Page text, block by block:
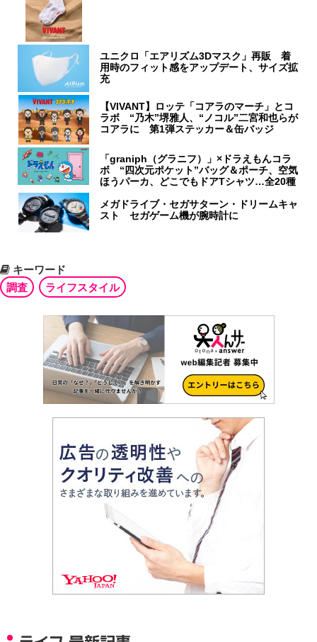
ユニクロ「エアリズム3Dマスク」再販 着
用時のフィット感をアップデート、サイズ拡
充
【VIVANT】ロッテ「コアラのマーチ」とコ
ラボ “乃木”堺雅人、“ノコル”二宮和也らが
コアラに 第1弾ステッカー＆缶バッジ
「graniph（グラニフ）」×ドラえもんコラ
ボ “四次元ポケット”バッグ＆ポーチ、空気
ほうパーカ、どこでもドアTシャツ…全20種
メガドライブ・セガサターン・ドリームキャ
スト セガゲーム機が腕時計に
キーワード
調査
ライフスタイル